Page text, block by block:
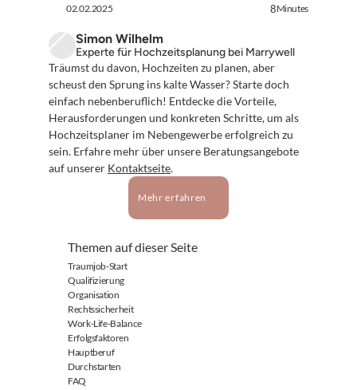
02.02.2025 8Minutes
Simon Wilhelm
Experte für Hochzeitsplanung bei Marrywell
Träumst du davon, Hochzeiten zu planen, aber
scheust den Sprung ins kalte Wasser? Starte doch
einfach nebenberuflich! Entdecke die Vorteile,
Herausforderungen und konkreten Schritte, um als
Hochzeitsplaner im Nebengewerbe erfolgreich zu
sein. Erfahre mehr über unsere Beratungsangebote
auf unserer Kontaktseite.
Mehr erfahren
Themen auf dieser Seite
Traumjob-Start
Qualifizierung
Organisation
Rechtssicherheit
Work-Life-Balance
Erfolgsfaktoren
Hauptberuf
Durchstarten
FAQ